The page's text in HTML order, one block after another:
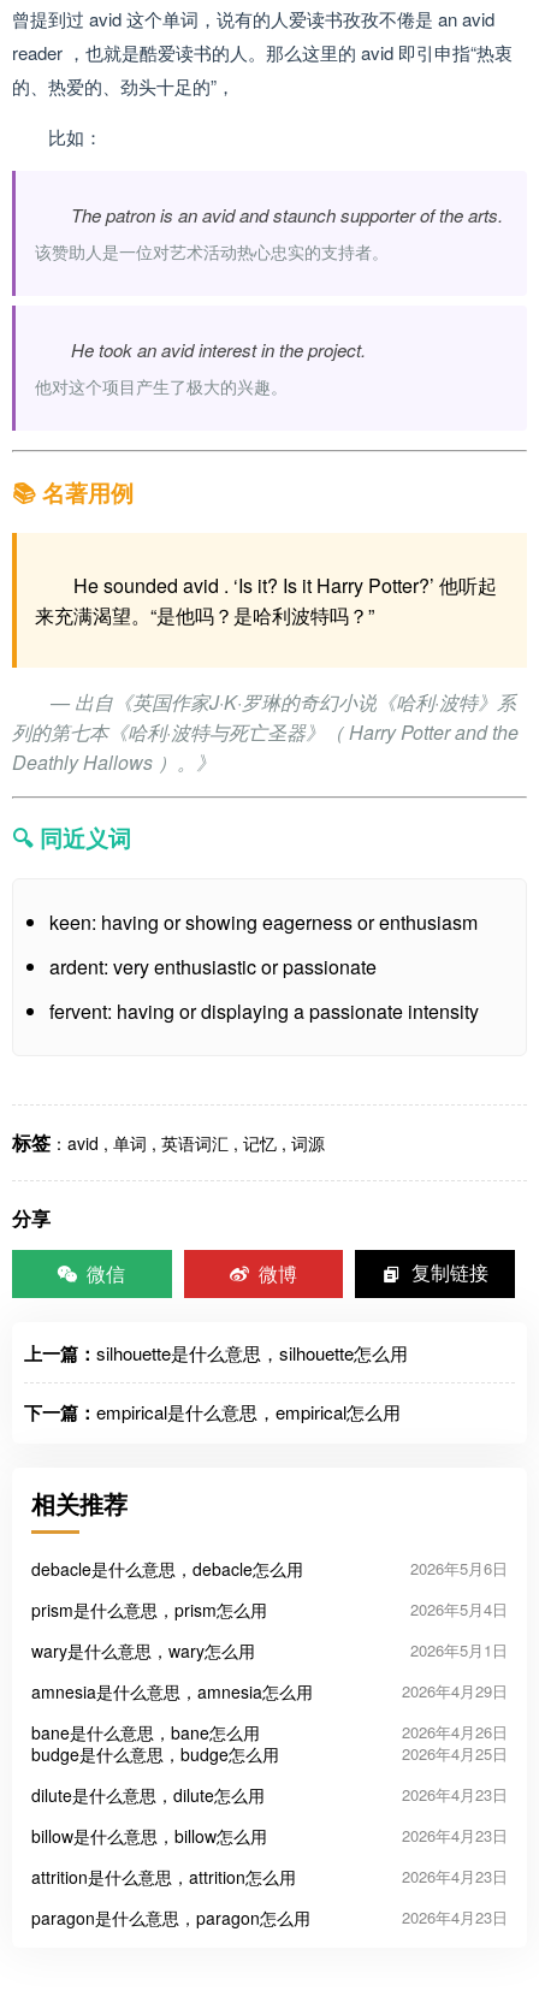
曾提到过 avid 这个单词，说有的人爱读书孜孜不倦是 an avid
reader ，也就是酷爱读书的人。那么这里的 avid 即引申指“热衷
的、热爱的、劲头十足的”，
比如：
The patron is an avid and staunch supporter of the arts.
该赞助人是一位对艺术活动热心忠实的支持者。
He took an avid interest in the project.
他对这个项目产生了极大的兴趣。
📚 名著用例
He sounded avid . ‘Is it? Is it Harry Potter?’ 他听起
来充满渴望。“是他吗？是哈利波特吗？”
— 出自《英国作家J·K·罗琳的奇幻小说《哈利·波特》系
列的第七本《哈利·波特与死亡圣器》（ Harry Potter and the
Deathly Hallows ）。》
🔍 同近义词
keen: having or showing eagerness or enthusiasm
ardent: very enthusiastic or passionate
fervent: having or displaying a passionate intensity
标签 ： avid , 单词 , 英语词汇 , 记忆 , 词源
分享
微信
微博 复制链接
上一篇： silhouette是什么意思，silhouette怎么用
下一篇： empirical是什么意思，empirical怎么用
相关推荐
debacle是什么意思，debacle怎么用 2026年5月6日
prism是什么意思，prism怎么用 2026年5月4日
wary是什么意思，wary怎么用 2026年5月1日
amnesia是什么意思，amnesia怎么用 2026年4月29日
bane是什么意思，bane怎么用 2026年4月26日
budge是什么意思，budge怎么用 2026年4月25日
dilute是什么意思，dilute怎么用 2026年4月23日
billow是什么意思，billow怎么用 2026年4月23日
attrition是什么意思，attrition怎么用 2026年4月23日
paragon是什么意思，paragon怎么用 2026年4月23日